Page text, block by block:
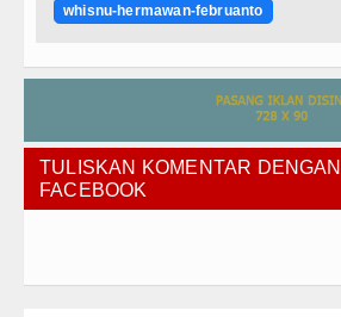
whisnu-hermawan-februanto
TULISKAN KOMENTAR
FACEBOOK